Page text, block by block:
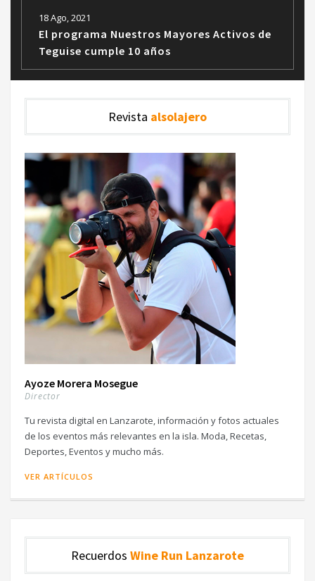
18 Ago, 2021
El programa Nuestros Mayores Activos de
Teguise cumple 10 años
Revista alsolajero
Ayoze Morera Mosegue
Director
Tu revista digital en Lanzarote, información y fotos actuales
de los eventos más relevantes en la isla. Moda, Recetas,
Deportes, Eventos y mucho más.
VER ARTÍCULOS
Recuerdos Wine Run Lanzarote